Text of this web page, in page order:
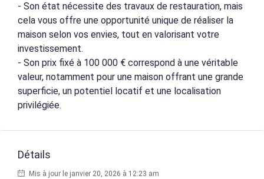
- Son état nécessite des travaux de restauration, mais
cela vous offre une opportunité unique de réaliser la
maison selon vos envies, tout en valorisant votre
investissement.
- Son prix fixé à 100 000 € correspond à une véritable
valeur, notamment pour une maison offrant une grande
superficie, un potentiel locatif et une localisation
privilégiée.
Détails
Mis à jour le janvier 20, 2026 à 12:23 am